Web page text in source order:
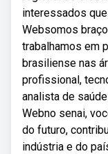
interessados
Websomos
trabalhamos em
brasiliense nas
profissional,
analista de
Webno senai,
do futuro,
indústria e do